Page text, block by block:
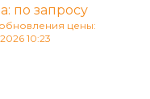
по запросу
цены:
10:23